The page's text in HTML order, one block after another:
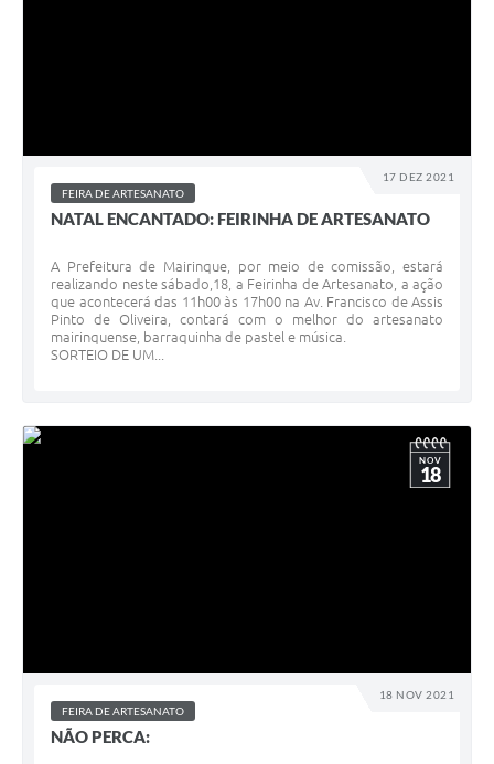
17 DEZ 2021
FEIRA DE ARTESANATO
NATAL ENCANTADO: FEIRINHA DE ARTESANATO
A Prefeitura de Mairinque, por meio de comissão, estará
realizando neste sábado,18, a Feirinha de Artesanato, a ação
que acontecerá das 11h00 às 17h00 na Av. Francisco de Assis
Pinto de Oliveira, contará com o melhor do artesanato
mairinquense, barraquinha de pastel e música.
SORTEIO DE UM...
18 NOV 2021
NOV
18
FEIRA DE ARTESANATO
NÃO PERCA: